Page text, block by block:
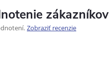
zákazníkov
Zobraziť recenzie